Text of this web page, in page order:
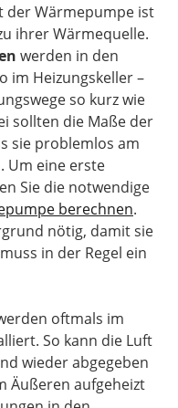
der Wärmepumpe ist
ihrer Wärmequelle.
werden in den
im Heizungskeller –
so kurz wie
sollten die Maße der
sie problemlos am
Um eine erste
Sie die notwendige
berechnen.
nötig, damit sie
in der Regel ein
oftmals im
So kann die Luft
wieder abgegeben
Äußeren aufgeheizt